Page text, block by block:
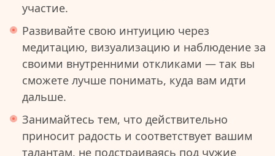
участие.
Развивайте свою интуицию через
медитацию, визуализацию и наблюдение за
своими внутренними откликами — так вы
сможете лучше понимать, куда вам идти
дальше.
Занимайтесь тем, что действительно
приносит радость и соответствует вашим
талантам, не подстраиваясь под чужие